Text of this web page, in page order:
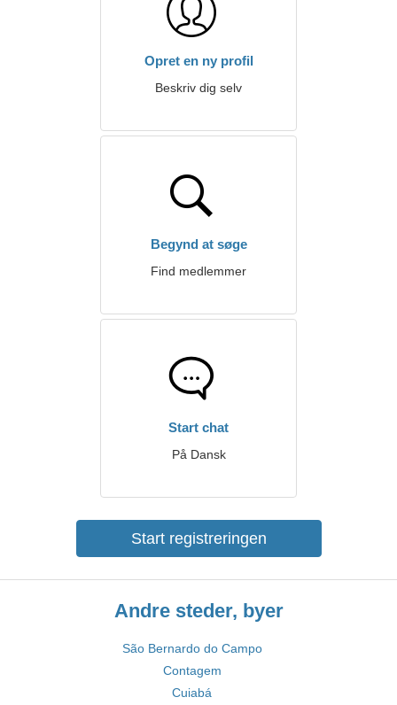
Opret en ny profil
Beskriv dig selv
Begynd at søge
Find medlemmer
Start chat
På Dansk
Start registreringen
Andre steder, byer
São Bernardo do Campo
Contagem
Cuiabá